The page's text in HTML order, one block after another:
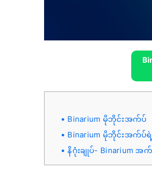
Binarium မိုဘိုင်းအက်ပ်
Binarium မိုဘိုင်းအက်
နိဂုံးချုပ်- Binarium အ